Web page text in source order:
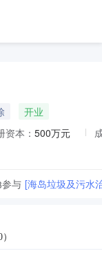
开业
资本： 500万元
参与 [海岛垃圾及污水
）